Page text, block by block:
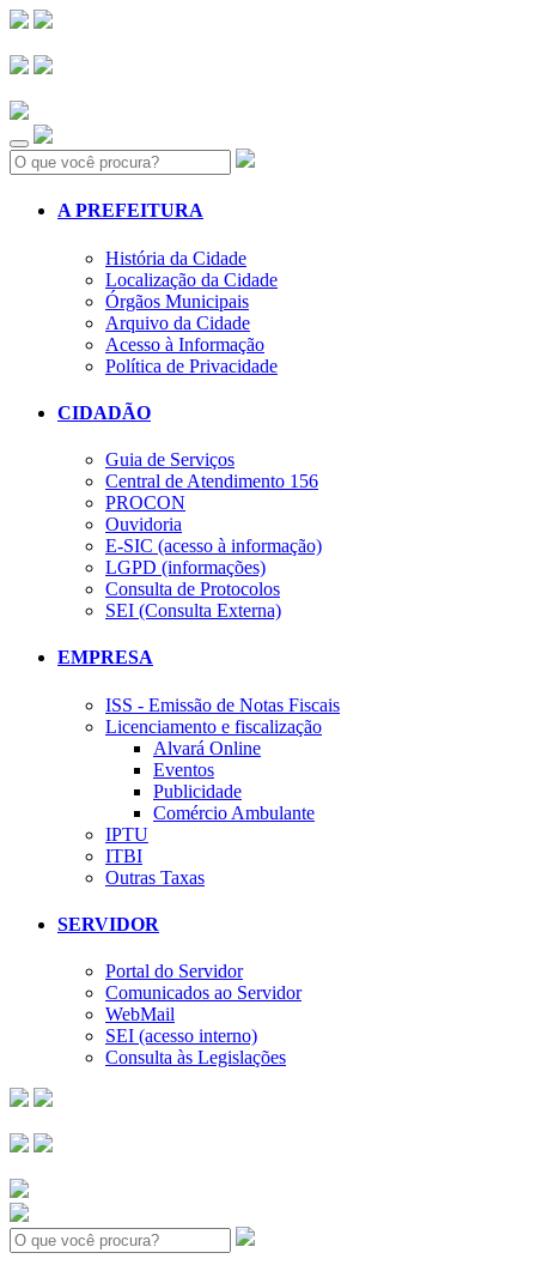
Search:
A PREFEITURA
História da Cidade
Localização da Cidade
Órgãos Municipais
Arquivo da Cidade
Acesso à Informação
Política de Privacidade
CIDADÃO
Guia de Serviços
Central de Atendimento 156
PROCON
Ouvidoria
E-SIC (acesso à informação)
LGPD (informações)
Consulta de Protocolos
SEI (Consulta Externa)
EMPRESA
ISS - Emissão de Notas Fiscais
Licenciamento e fiscalização
Alvará Online
Eventos
Publicidade
Comércio Ambulante
IPTU
ITBI
Outras Taxas
SERVIDOR
Portal do Servidor
Comunicados ao Servidor
WebMail
SEI (acesso interno)
Consulta às Legislações
Search: